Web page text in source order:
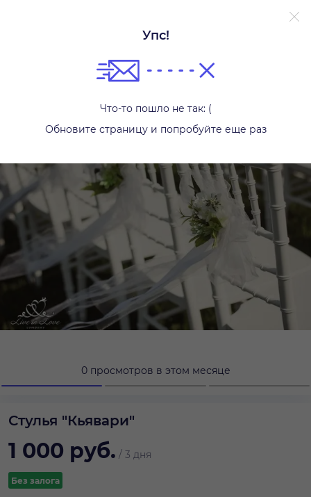
Упс!
Что-то пошло не так: (
Обновите страницу и попробуйте еще раз
0 просмотров в этом месяце
Стулья "Кьявари"
1 000 руб. / 3 дня
Без залога